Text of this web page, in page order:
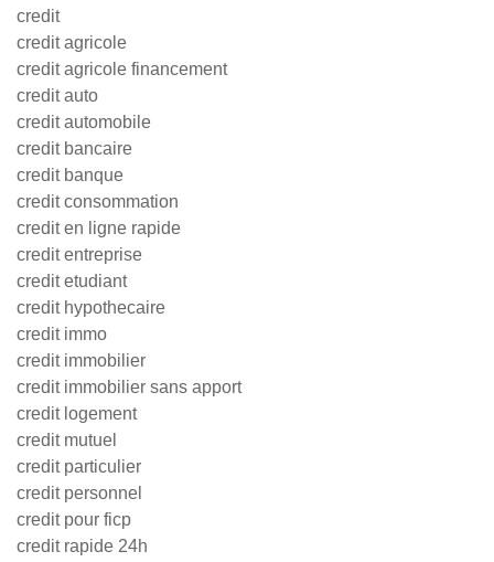
credit
credit agricole
credit agricole financement
credit auto
credit automobile
credit bancaire
credit banque
credit consommation
credit en ligne rapide
credit entreprise
credit etudiant
credit hypothecaire
credit immo
credit immobilier
credit immobilier sans apport
credit logement
credit mutuel
credit particulier
credit personnel
credit pour ficp
credit rapide 24h